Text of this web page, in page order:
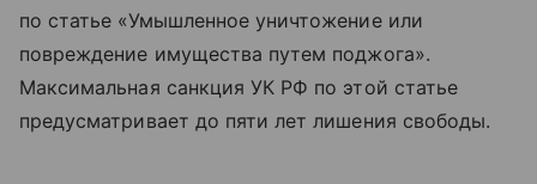
по статье «Умышленное уничтожение или
повреждение имущества путем поджога».
Максимальная санкция УК РФ по этой статье
предусматривает до пяти лет лишения свободы.